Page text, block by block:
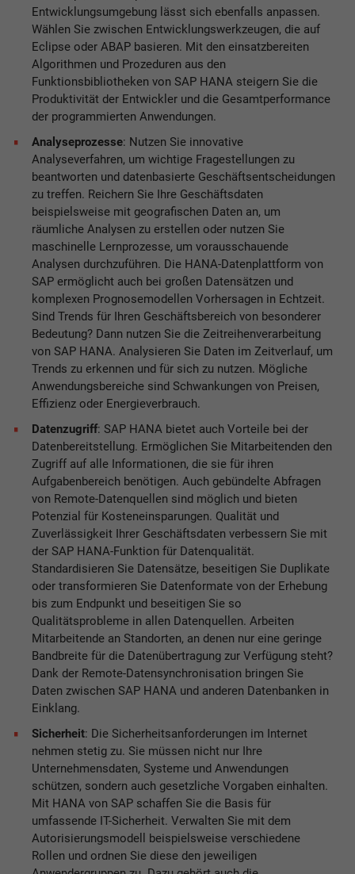
Entwicklungsumgebung lässt sich ebenfalls anpassen.
Wählen Sie zwischen Entwicklungswerkzeugen, die auf
Eclipse oder ABAP basieren. Mit den einsatzbereiten
Algorithmen und Prozeduren aus den
Funktionsbibliotheken von SAP HANA steigern Sie die
Produktivität der Entwickler und die Gesamtperformance
der programmierten Anwendungen.
Analyseprozesse: Nutzen Sie innovative
Analyseverfahren, um wichtige Fragestellungen zu
beantworten und datenbasierte Geschäftsentscheidungen
zu treffen. Reichern Sie Ihre Geschäftsdaten
beispielsweise mit geografischen Daten an, um
räumliche Analysen zu erstellen oder nutzen Sie
maschinelle Lernprozesse, um vorausschauende
Analysen durchzuführen. Die HANA-Datenplattform von
SAP ermöglicht auch bei großen Datensätzen und
komplexen Prognosemodellen Vorhersagen in Echtzeit.
Sind Trends für Ihren Geschäftsbereich von besonderer
Bedeutung? Dann nutzen Sie die Zeitreihenverarbeitung
von SAP HANA. Analysieren Sie Daten im Zeitverlauf, um
Trends zu erkennen und für sich zu nutzen. Mögliche
Anwendungsbereiche sind Schwankungen von Preisen,
Effizienz oder Energieverbrauch.
Datenzugriff: SAP HANA bietet auch Vorteile bei der
Datenbereitstellung. Ermöglichen Sie Mitarbeitenden den
Zugriff auf alle Informationen, die sie für ihren
Aufgabenbereich benötigen. Auch gebündelte Abfragen
von Remote-Datenquellen sind möglich und bieten
Potenzial für Kosteneinsparungen. Qualität und
Zuverlässigkeit Ihrer Geschäftsdaten verbessern Sie mit
der SAP HANA-Funktion für Datenqualität.
Standardisieren Sie Datensätze, beseitigen Sie Duplikate
oder transformieren Sie Datenformate von der Erhebung
bis zum Endpunkt und beseitigen Sie so
Qualitätsprobleme in allen Datenquellen. Arbeiten
Mitarbeitende an Standorten, an denen nur eine geringe
Bandbreite für die Datenübertragung zur Verfügung steht?
Dank der Remote-Datensynchronisation bringen Sie
Daten zwischen SAP HANA und anderen Datenbanken in
Einklang.
Sicherheit: Die Sicherheitsanforderungen im Internet
nehmen stetig zu. Sie müssen nicht nur Ihre
Unternehmensdaten, Systeme und Anwendungen
schützen, sondern auch gesetzliche Vorgaben einhalten.
Mit HANA von SAP schaffen Sie die Basis für
umfassende IT-Sicherheit. Verwalten Sie mit dem
Autorisierungsmodell beispielsweise verschiedene
Rollen und ordnen Sie diese den jeweiligen